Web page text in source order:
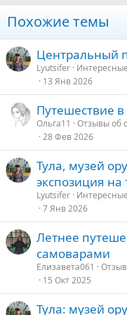
Похожие темы
Центральный
Lyutsifer
13 Янв 2026
Путешествие
Ольга11
Отзывы об
28 Фев 2026
Тула, музей
экспозиция
Lyutsifer
7 Янв 2026
Летнее
самоварами
Елизавета061
15 Окт 2025
Тула: музей